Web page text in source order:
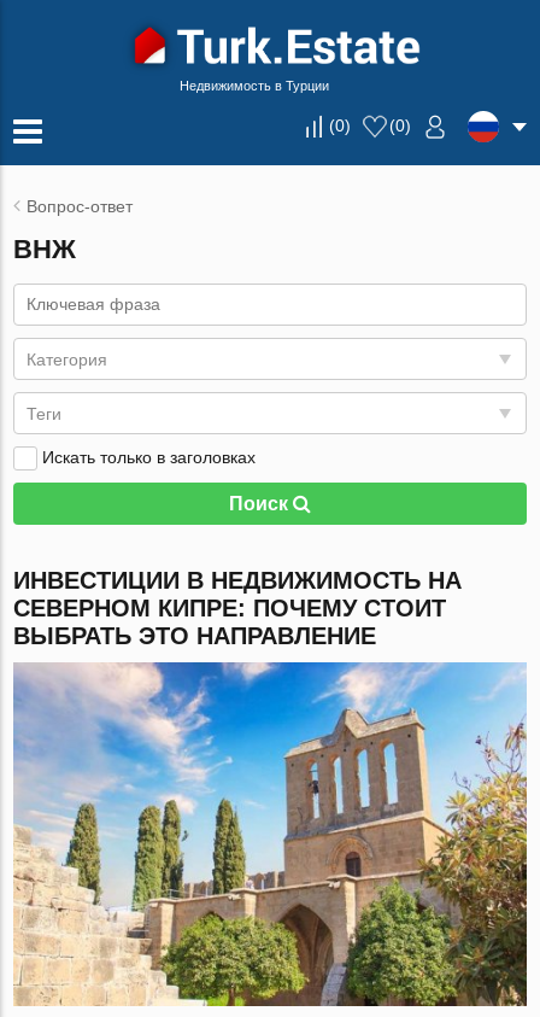
Недвижимость в Турции
(0) (0)
Вопрос-ответ
ВНЖ
Категория
Теги
Поиск
Искать только в заголовках
ИНВЕСТИЦИИ В НЕДВИЖИМОСТЬ НА
СЕВЕРНОМ КИПРЕ: ПОЧЕМУ СТОИТ
ВЫБРАТЬ ЭТО НАПРАВЛЕНИЕ